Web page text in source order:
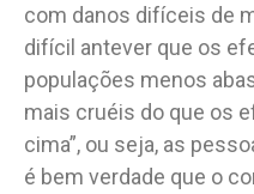
com danos difíceis de
difícil antever que os
populações menos
mais cruéis do que os
cima”, ou seja, as
é bem verdade que o